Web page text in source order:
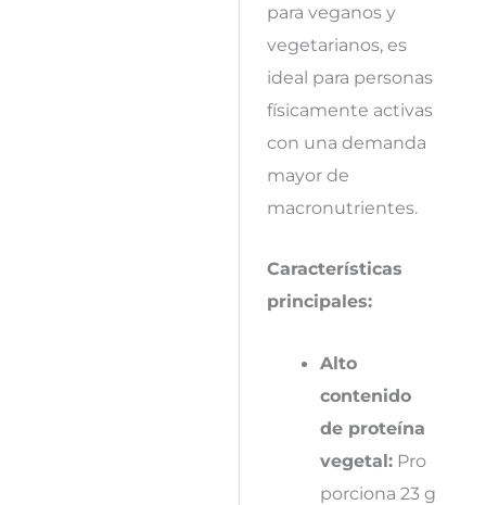
para veganos y
vegetarianos, es
ideal para personas
físicamente activas
con una demanda
mayor de
macronutrientes.
Características
principales:
Alto
contenido
de proteína
vegetal:Pro
porciona 23 g